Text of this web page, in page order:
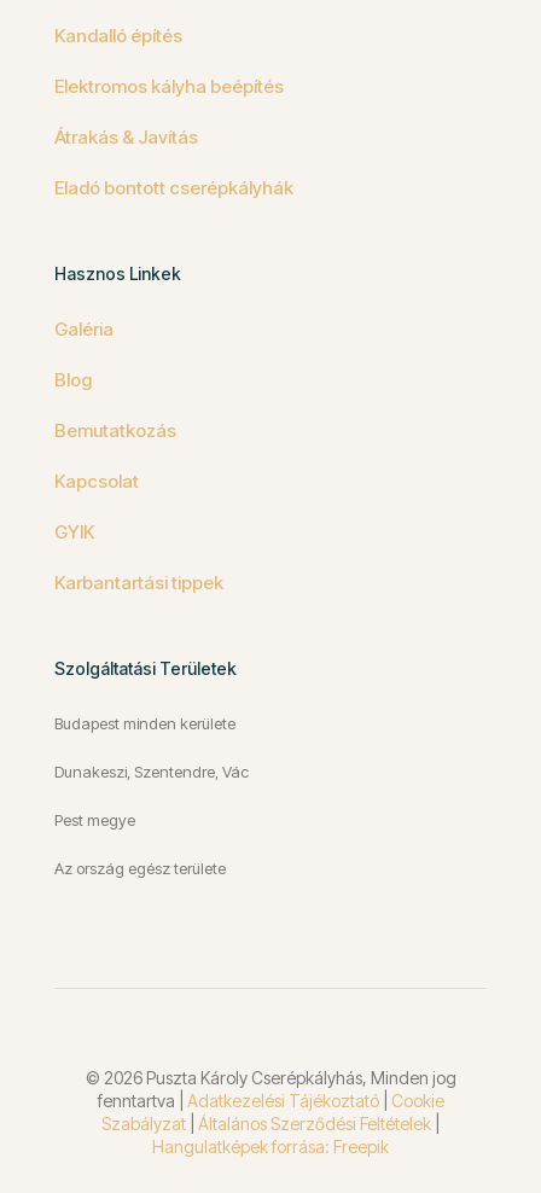
Kandalló építés
Elektromos kályha beépítés
Átrakás & Javítás
Eladó bontott cserépkályhák
Hasznos Linkek
Galéria
Blog
Bemutatkozás
Kapcsolat
GYIK
Karbantartási tippek
Szolgáltatási Területek
Budapest minden kerülete
Dunakeszi, Szentendre, Vác
Pest megye
Az ország egész területe
© 2026 Puszta Károly Cserépkályhás, Minden jog
fenntartva | Adatkezelési Tájékoztató| Cookie
Szabályzat Általános Szerződési Feltételek
Hangulatképek forrása: Freepik